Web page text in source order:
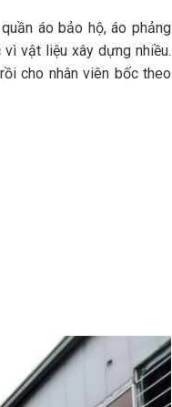
áo bảo hộ, áo phảng
vật liệu xây dựng nhiều.
cho nhân viên bốc theo